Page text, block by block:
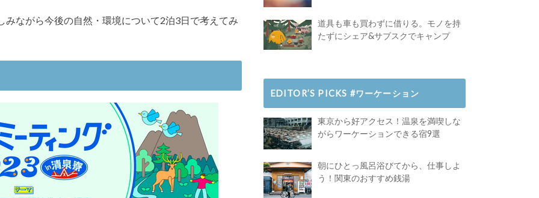
ながら今後の自然・環境について2泊3日で考えてみ
道具も車も買わずに借りる。モノを持
たずにシェア&サブスクでキャンプ
EDITOR’S PICKS #ワーケーション
東京から好アクセス！温泉を満喫しな
がらワーケーションできる宿9選
朝にひとっ風呂浴びてから、仕事しよ
う！関東のおすすめ銭湯